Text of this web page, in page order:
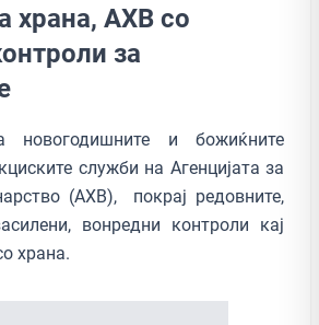
храна, АХВ со
за
новогодишните и божиќните
служби на Агенцијата за
(АХВ), покрај редовните,
вонредни контроли кај
храна.